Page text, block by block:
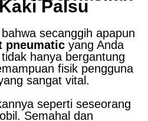
Palsu
secanggih apapun
pneumatic yang Anda
hanya bergantung
fisik pengguna
sangat vital.
seperti seseorang
Semahal dan